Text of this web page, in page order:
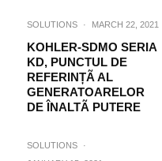
SOLUTIONS · MARCH 22, 2021
KOHLER-SDMO SERIA
KD, PUNCTUL DE
REFERINȚÃ AL
GENERATOARELOR
DE ÎNALTÃ PUTERE
SOLUTIONS
·